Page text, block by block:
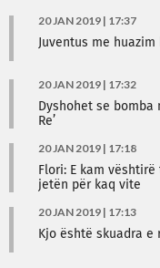
20 JAN 2019 | 17:37
Juventus me
20 JAN 2019 | 17:32
Dyshohet se bomba
Re’
20 JAN 2019 | 17:18
Flori: E kam
jetën për kaq vite
20 JAN 2019 | 17:13
Kjo është skuadra